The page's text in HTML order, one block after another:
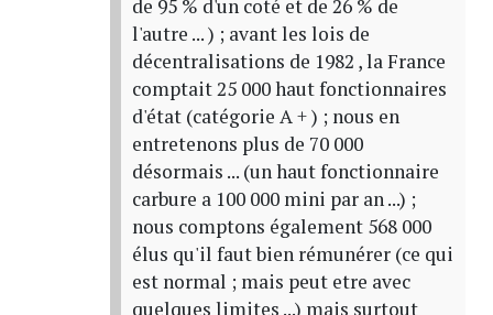
de 95 % d'un coté et de 26 % de
l'autre ... ) ; avant les lois de
décentralisations de 1982 , la France
comptait 25 000 haut fonctionnaires
d'état (catégorie A + ) ; nous en
entretenons plus de 70 000
désormais ... (un haut fonctionnaire
carbure a 100 000 mini par an ...) ;
nous comptons également 568 000
élus qu'il faut bien rémunérer (ce qui
est normal ; mais peut etre avec
quelques limites ...) mais surtout